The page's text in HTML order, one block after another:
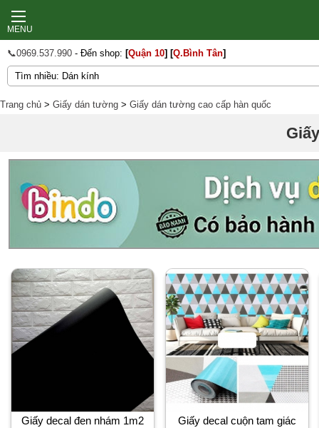
MENU
📞0969.537.990 - Đến shop: [Quận 10] [Q.Bình Tân]
Trang chủ > Giấy dán tường > Giấy dán tường cao cấp hàn quốc
Giấy decal đen nhám 1m2
Giấy decal cuộn tam giác